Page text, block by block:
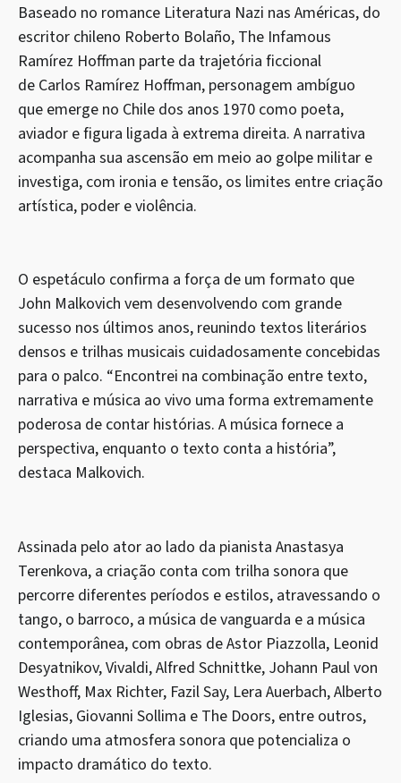
Baseado no romance Literatura Nazi nas Américas, do
escritor chileno Roberto Bolaño, The Infamous
Ramírez Hoffman parte da trajetória ficcional
de Carlos Ramírez Hoffman, personagem ambíguo
que emerge no Chile dos anos 1970 como poeta,
aviador e figura ligada à extrema direita. A narrativa
acompanha sua ascensão em meio ao golpe militar e
investiga, com ironia e tensão, os limites entre criação
artística, poder e violência.
O espetáculo confirma a força de um formato que
John Malkovich vem desenvolvendo com grande
sucesso nos últimos anos, reunindo textos literários
densos e trilhas musicais cuidadosamente concebidas
para o palco. “Encontrei na combinação entre texto,
narrativa e música ao vivo uma forma extremamente
poderosa de contar histórias. A música fornece a
perspectiva, enquanto o texto conta a história”,
destaca Malkovich.
Assinada pelo ator ao lado da pianista Anastasya
Terenkova, a criação conta com trilha sonora que
percorre diferentes períodos e estilos, atravessando o
tango, o barroco, a música de vanguarda e a música
contemporânea, com obras de Astor Piazzolla, Leonid
Desyatnikov, Vivaldi, Alfred Schnittke, Johann Paul von
Westhoff, Max Richter, Fazil Say, Lera Auerbach, Alberto
Iglesias, Giovanni Sollima e The Doors, entre outros,
criando uma atmosfera sonora que potencializa o
impacto dramático do texto.